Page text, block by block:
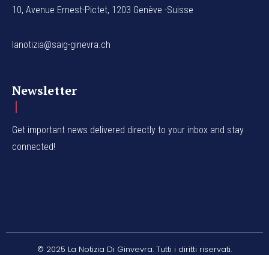
10, Avenue Ernest-Pictet, 1203 Genève -Suisse
lanotizia@saig-ginevra.ch
Newsletter
Get important news delivered directly to your inbox and stay
connected!
© 2025 La Notizia Di Ginvevra. Tutti i diritti riservati.